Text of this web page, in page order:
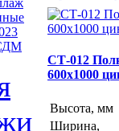
СТ-012
600х1000
Высота, мм
Ширина,